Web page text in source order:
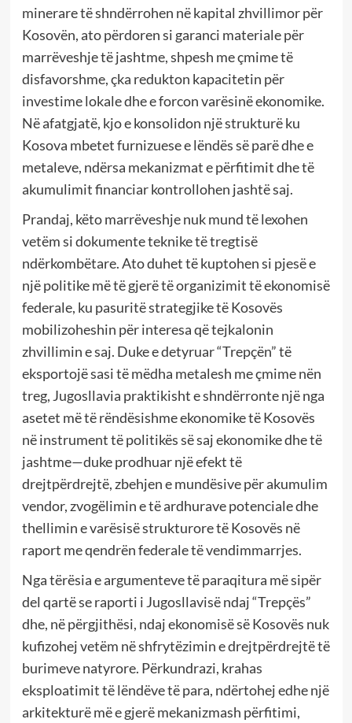
minerare të shndërrohen në kapital zhvillimor për
Kosovën, ato përdoren si garanci materiale për
marrëveshje të jashtme, shpesh me çmime të
disfavorshme, çka redukton kapacitetin për
investime lokale dhe e forcon varësinë ekonomike.
Në afatgjatë, kjo e konsolidon një strukturë ku
Kosova mbetet furnizuese e lëndës së parë dhe e
metaleve, ndërsa mekanizmat e përfitimit dhe të
akumulimit financiar kontrollohen jashtë saj.
Prandaj, këto marrëveshje nuk mund të lexohen
vetëm si dokumente teknike të tregtisë
ndërkombëtare. Ato duhet të kuptohen si pjesë e
një politike më të gjerë të organizimit të ekonomisë
federale, ku pasuritë strategjike të Kosovës
mobilizoheshin për interesa që tejkalonin
zhvillimin e saj. Duke e detyruar “Trepçën” të
eksportojë sasi të mëdha metalesh me çmime nën
treg, Jugosllavia praktikisht e shndërronte një nga
asetet më të rëndësishme ekonomike të Kosovës
në instrument të politikës së saj ekonomike dhe të
jashtme—duke prodhuar një efekt të
drejtpërdrejtë, zbehjen e mundësive për akumulim
vendor, zvogëlimin e të ardhurave potenciale dhe
thellimin e varësisë strukturore të Kosovës në
raport me qendrën federale të vendimmarrjes.
Nga tërësia e argumenteve të paraqitura më sipër
del qartë se raporti i Jugosllavisë ndaj “Trepçës”
dhe, në përgjithësi, ndaj ekonomisë së Kosovës nuk
kufizohej vetëm në shfrytëzimin e drejtpërdrejtë të
burimeve natyrore. Përkundrazi, krahas
eksploatimit të lëndëve të para, ndërtohej edhe një
arkitekturë më e gjerë mekanizmash përfitimi,